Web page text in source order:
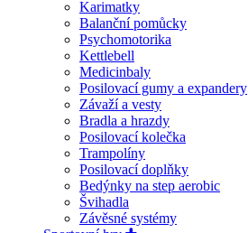
Karimatky
Balanční pomůcky
Psychomotorika
Kettlebell
Medicinbaly
Posilovací gumy a expandery
Závaží a vesty
Bradla a hrazdy
Posilovací kolečka
Trampolíny
Posilovací doplňky
Bedýnky na step aerobic
Švihadla
Závěsné systémy